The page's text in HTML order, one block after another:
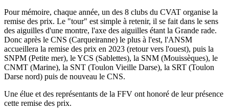
Pour mémoire, chaque année, un des 8 clubs du CVAT organise la
remise des prix. Le "tour" est simple à retenir, il se fait dans le sens
des aiguilles d'une montre, l'axe des aiguilles étant la Grande rade.
Donc après le CNS (Carqueiranne) le plus à l'est, l'ANSM
accueillera la remise des prix en 2023 (retour vers l'ouest), puis la
SNPM (Petite mer), le YCS (Sablettes), la SNM (Mouissèques), le
CNMT (Marine), la SNT (Toulon Vieille Darse), la SRT (Toulon
Darse nord) puis de nouveau le CNS.
Une élue et des représentants de la FFV ont honoré de leur présence
cette remise des prix.